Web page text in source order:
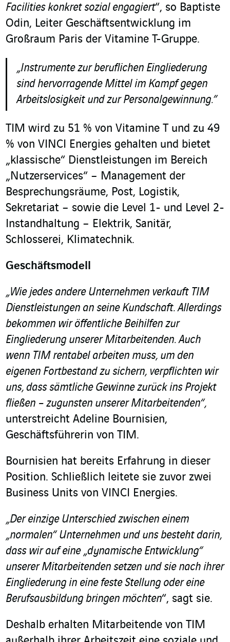
Facilities konkret sozial engagiert“, so Baptiste
Odin, Leiter Geschäftsentwicklung im
Großraum Paris der Vitamine T-Gruppe.
„Instrumente zur beruflichen Eingliederung
sind hervorragende Mittel im Kampf gegen
Arbeitslosigkeit und zur Personalgewinnung.”
TIM wird zu 51 % von Vitamine T und zu 49
% von VINCI Energies gehalten und bietet
„klassische“ Dienstleistungen im Bereich
„Nutzerservices“ – Management der
Besprechungsräume, Post, Logistik,
Sekretariat – sowie die Level 1- und Level 2-
Instandhaltung – Elektrik, Sanitär,
Schlosserei, Klimatechnik.
Geschäftsmodell
„Wie jedes andere Unternehmen verkauft TIM
Dienstleistungen an seine Kundschaft. Allerdings
bekommen wir öffentliche Beihilfen zur
Eingliederung unserer Mitarbeitenden. Auch
wenn TIM rentabel arbeiten muss, um den
eigenen Fortbestand zu sichern, verpflichten wir
uns, dass sämtliche Gewinne zurück ins Projekt
fließen – zugunsten unserer Mitarbeitenden“,
unterstreicht Adeline Bournisien,
Geschäftsführerin von TIM.
Bournisien hat bereits Erfahrung in dieser
Position. Schließlich leitete sie zuvor zwei
Business Units von VINCI Energies.
„Der einzige Unterschied zwischen einem
„normalen“ Unternehmen und uns besteht darin,
dass wir auf eine „dynamische Entwicklung“
unserer Mitarbeitenden setzen und sie nach ihrer
Eingliederung in eine feste Stellung oder eine
Berufsausbildung bringen möchten“, sagt sie.
Deshalb erhalten Mitarbeitende von TIM